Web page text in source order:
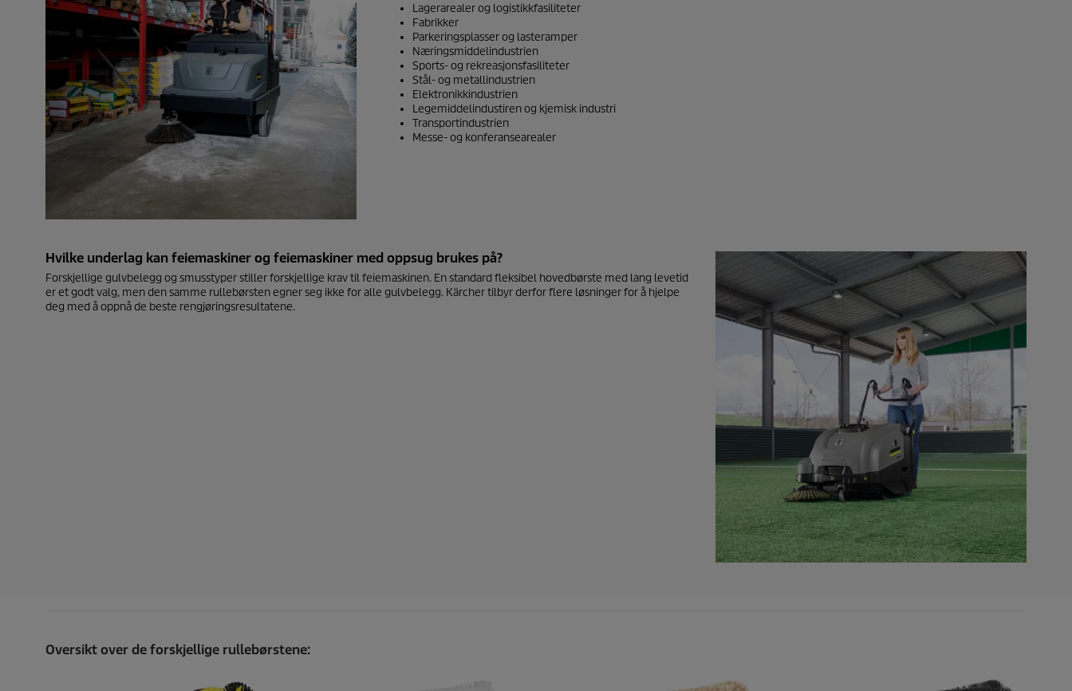
Lagerarealer og logistikkfasiliteter
Fabrikker
Parkeringsplasser og lasteramper
Næringsmiddelindustrien
Sports- og rekreasjonsfasiliteter
Stål- og metallindustrien
Elektronikkindustrien
Legemiddelindustiren og kjemisk industri
Transportindustrien
Messe- og konferansearealer
Hvilke underlag kan feiemaskiner og feiemaskiner med oppsug brukes på?
Forskjellige gulvbelegg og smusstyper stiller forskjellige krav til feiemaskinen. En standard fleksibel hovedbørste med lang levetid
er et godt valg, men den samme rullebørsten egner seg ikke for alle gulvbelegg. Kärcher tilbyr derfor flere løsninger for å hjelpe
deg med å oppnå de beste rengjøringsresultatene.
Oversikt over de forskjellige rullebørstene: